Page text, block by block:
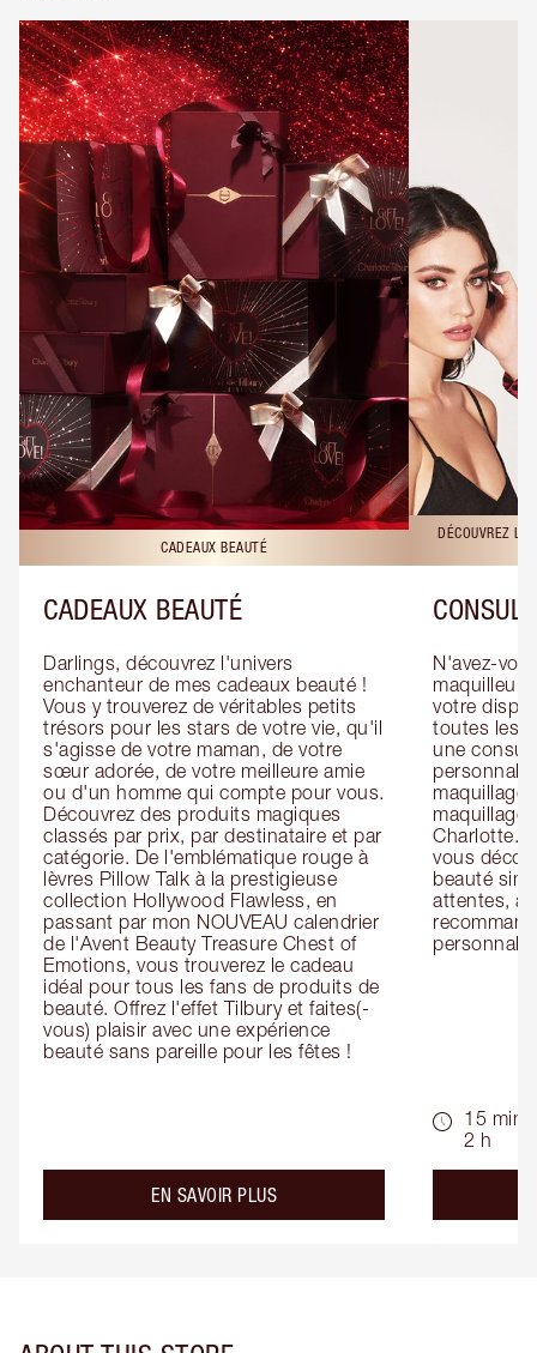
CADEAUX BEAUTÉ
CADEAUX BEAUTÉ
Darlings, découvrez l'univers
enchanteur de mes cadeaux beauté !
Vous y trouverez de véritables petits
trésors pour les stars de votre vie, qu'il
s'agisse de votre maman, de votre
sœur adorée, de votre meilleure amie
ou d'un homme qui compte pour vous.
Découvrez des produits magiques
classés par prix, par destinataire et par
catégorie. De l'emblématique rouge à
lèvres Pillow Talk à la prestigieuse
collection Hollywood Flawless, en
passant par mon NOUVEAU calendrier
de l'Avent Beauty Treasure Chest of
Emotions, vous trouverez le cadeau
idéal pour tous les fans de produits de
beauté. Offrez l'effet Tilbury et faites(-
vous) plaisir avec une expérience
beauté sans pareille pour les fêtes !
EN SAVOIR PLUSabout the
DÉCOUVREZ
N'avez-
maquilleur
votre
toutes les
une
maquillage
maquillage
Charlotte.
vous
beauté
attentes,
15 min -
2 h